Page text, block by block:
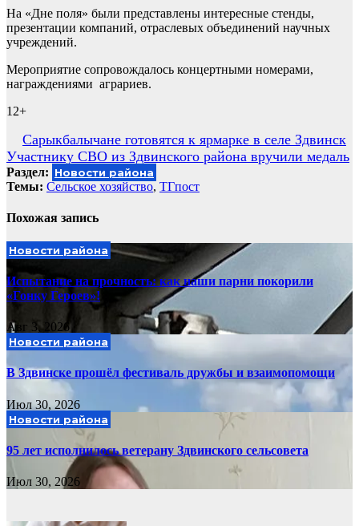
На «Дне поля» были представлены интересные стенды,
презентации компаний, отраслевых объединений научных
учреждений.
Мероприятие сопровождалось концертными номерами,
награждениями аграриев.
12+
Навигация
по
записям
Сарыкбалычане готовятся к ярмарке в селе Здвинск
Участнику СВО из Здвинского района вручили медаль
Раздел: Новости района
Темы: Сельское хозяйство, ТГпост
Похожая запись
Новости района
Испытание на прочность: как наши парни покорили
«Гонку Героев»!
Авг 3, 2026
Новости района
В Здвинске прошёл фестиваль дружбы и взаимопомощи
Июл 30, 2026
Новости района
95 лет исполнилось ветерану Здвинского сельсовета
Июл 30, 2026